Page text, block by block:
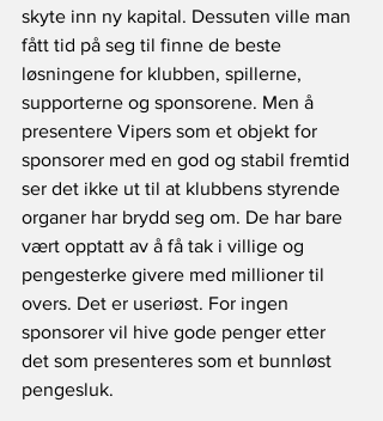
skyte inn ny kapital. Dessuten ville man
fått tid på seg til finne de beste
løsningene for klubben, spillerne,
supporterne og sponsorene. Men å
presentere Vipers som et objekt for
sponsorer med en god og stabil fremtid
ser det ikke ut til at klubbens styrende
organer har brydd seg om. De har bare
vært opptatt av å få tak i villige og
pengesterke givere med millioner til
overs. Det er useriøst. For ingen
sponsorer vil hive gode penger etter
det som presenteres som et bunnløst
pengesluk.